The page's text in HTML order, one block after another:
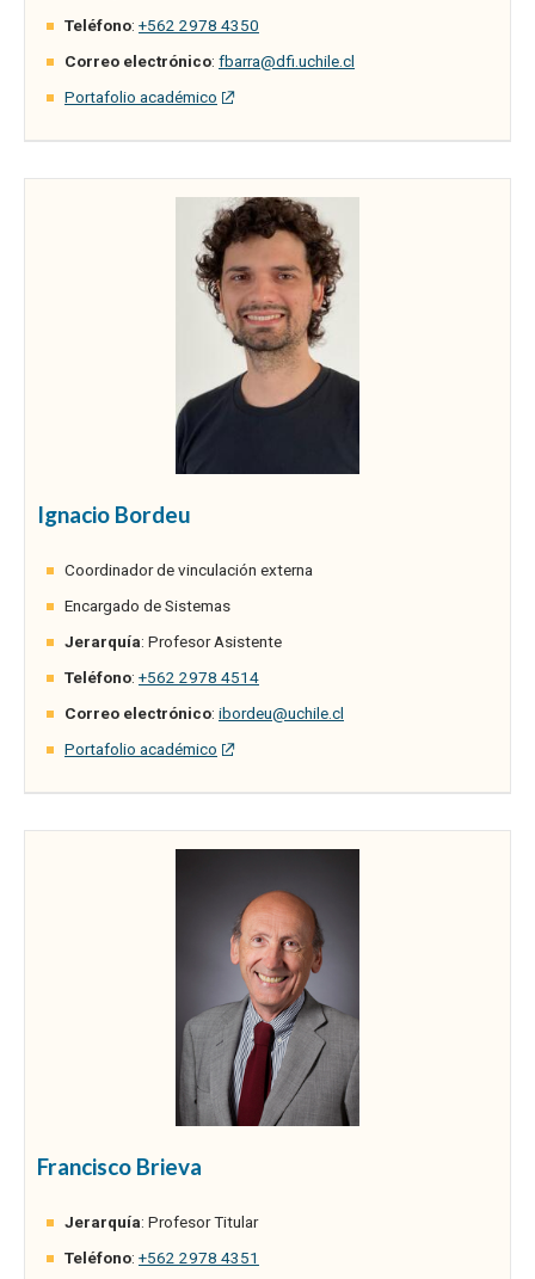
Teléfono: +562 2978 4350
Correo electrónico: fbarra@dfi.uchile.cl
Portafolio académico
Ignacio Bordeu
Coordinador de vinculación externa
Encargado de Sistemas
Jerarquía: Profesor Asistente
Teléfono: +562 2978 4514
Correo electrónico: ibordeu@uchile.cl
Portafolio académico
Francisco Brieva
Jerarquía: Profesor Titular
Teléfono: +562 2978 4351